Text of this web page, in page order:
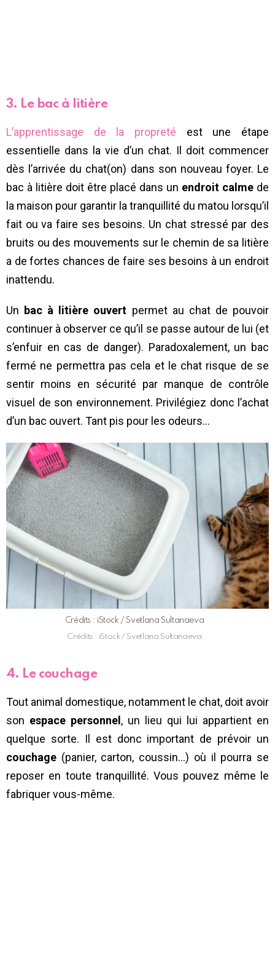
3. Le bac à litière
L’apprentissage de la propreté est une étape
essentielle dans la vie d’un chat. Il doit commencer
dès l’arrivée du chat(on) dans son nouveau foyer. Le
bac à litière doit être placé dans un endroit calme de
la maison pour garantir la tranquillité du matou lorsqu’il
fait ou va faire ses besoins. Un chat stressé par des
bruits ou des mouvements sur le chemin de sa litière
a de fortes chances de faire ses besoins à un endroit
inattendu.
Un bac à litière ouvert permet au chat de pouvoir
continuer à observer ce qu’il se passe autour de lui (et
s’enfuir en cas de danger). Paradoxalement, un bac
fermé ne permettra pas cela et le chat risque de se
sentir moins en sécurité par manque de contrôle
visuel de son environnement. Privilégiez donc l’achat
d’un bac ouvert. Tant pis pour les odeurs…
Crédits : iStock / Svetlana Sultanaeva
Crédits : iStock / Svetlana Sultanaeva
4. Le couchage
Tout animal domestique, notamment le chat, doit avoir
son espace personnel, un lieu qui lui appartient en
quelque sorte. Il est donc important de prévoir un
couchage (panier, carton, coussin…) où il pourra se
reposer en toute tranquillité. Vous pouvez même le
fabriquer vous-même.